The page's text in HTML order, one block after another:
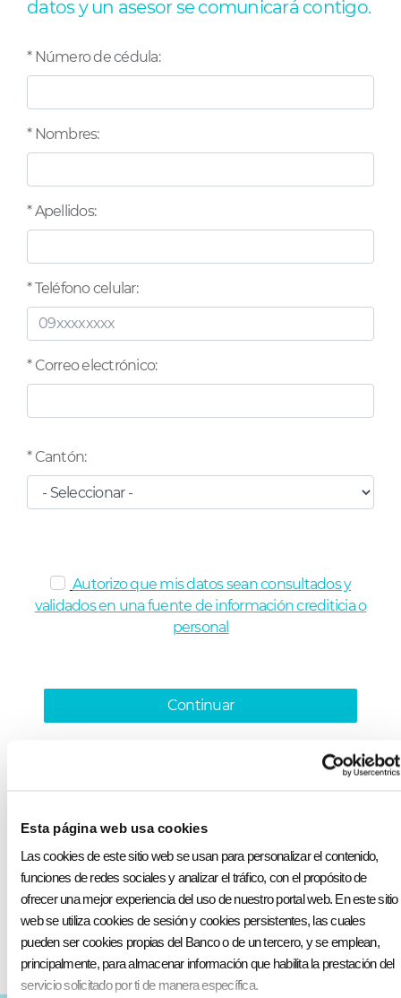
Esta página web usa cookies
Las cookies de este sitio web se usan para personalizar el contenido,
funciones de redes sociales y analizar el tráfico, con el propósito de
ofrecer una mejor experiencia del uso de nuestro portal web. En este sitio
web se utiliza cookies de sesión y cookies persistentes, las cuales
pueden ser cookies propias del Banco o de un tercero, y se emplean,
principalmente, para almacenar información que habilita la prestación del
servicio solicitado por ti de manera específica.
datos y un asesor se comunicará contigo.
* Número de cédula:
* Nombres:
* Apellidos:
* Teléfono celular:
* Correo electrónico:
* Cantón:
Autorizo que mis datos sean consultados y
validados en una fuente de información crediticia o
personal
Continuar
Atención inmediata por
videollamada